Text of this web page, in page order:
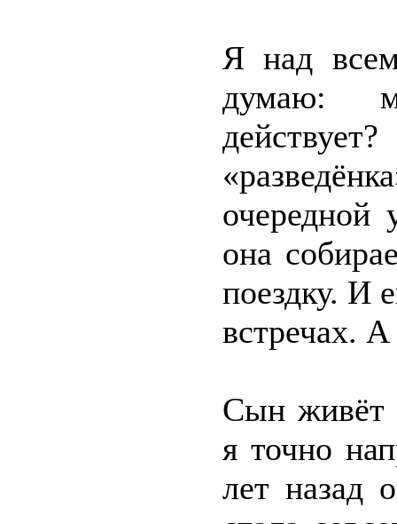
Я над
думаю:
очередной
она
поездку. И
встречах.
Сын живёт
я точно
лет назад